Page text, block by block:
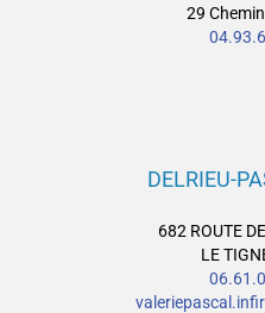
29
DELRIEU-
682 ROUTE
LE